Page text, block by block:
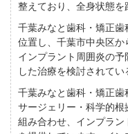
整えており、全身状態を
千葉みなと歯科・矯正
位置し、千葉市中央区か
インプラント周囲炎の
した治療を検討されてい
千葉みなと歯科・矯正歯
サージェリー・科学的
組み合わせ、インプラ